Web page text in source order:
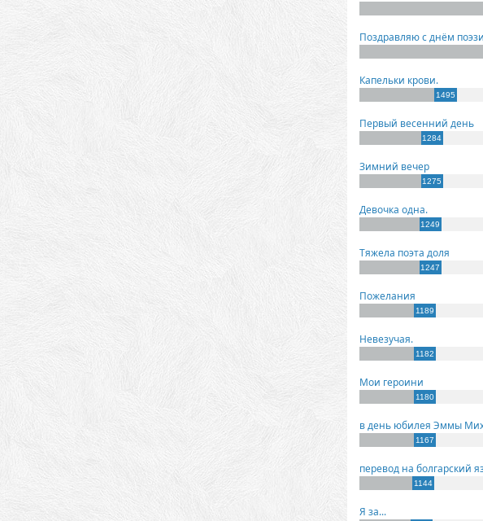
Капельки крови.
1495
Первый весенний день
1284
Зимний вечер
1275
Девочка одна.
1249
Тяжела поэта доля
1247
Пожелания
1189
Невезучая.
1182
Мои героини
1180
1167
1144
Я за...